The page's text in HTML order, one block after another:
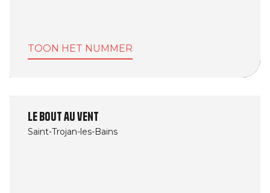
TOON HET NUMMER
Le Bout au vent
Saint-Trojan-les-Bains